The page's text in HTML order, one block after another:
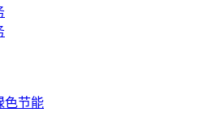
色节能